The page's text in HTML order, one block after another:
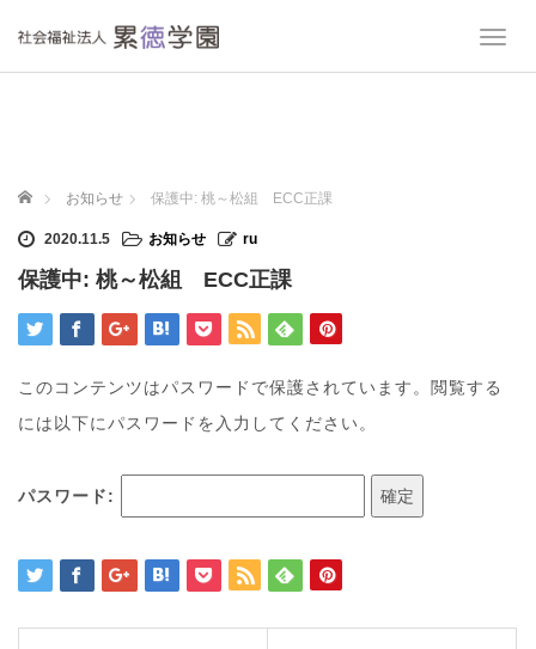
T
n
ホーム お知らせ 保護中: 桃～松組 ECC正課
2020.11.5 お知らせ ru
保護中: 桃～松組 ECC正課
このコンテンツはパスワードで保護されています。閲覧する
には以下にパスワードを入力してください。
パスワード: